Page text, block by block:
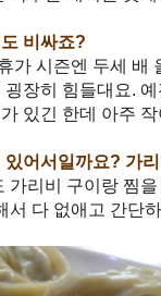
비싸죠?
가 시즌엔 두세 배
굉장히 힘들대요.
있긴 한데 아주
있어서일까요? 가
가리비 구이랑 찜
서 다 없애고 간단